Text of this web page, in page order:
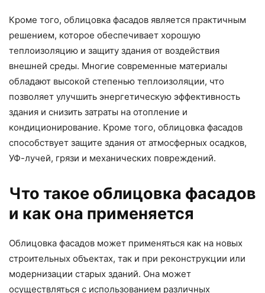
Кроме того, облицовка фасадов является практичным
решением, которое обеспечивает хорошую
теплоизоляцию и защиту здания от воздействия
внешней среды. Многие современные материалы
обладают высокой степенью теплоизоляции, что
позволяет улучшить энергетическую эффективность
здания и снизить затраты на отопление и
кондиционирование. Кроме того, облицовка фасадов
способствует защите здания от атмосферных осадков,
УФ-лучей, грязи и механических повреждений.
Что такое облицовка фасадов
и как она применяется
Облицовка фасадов может применяться как на новых
строительных объектах, так и при реконструкции или
модернизации старых зданий. Она может
осуществляться с использованием различных